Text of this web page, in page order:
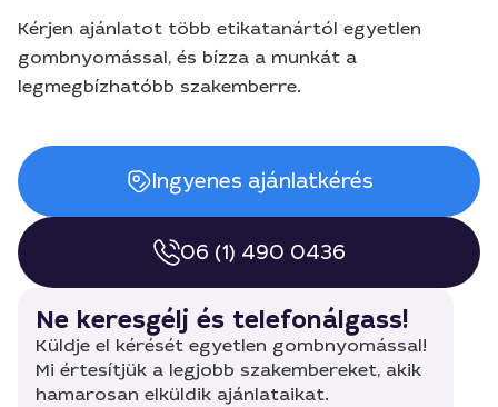
Kérjen ajánlatot több etikatanártól egyetlen
gombnyomással, és bízza a munkát a
legmegbízhatóbb szakemberre.
Ingyenes ajánlatkérés
06 (1) 490 0436
Ne keresgélj és telefonálgass!
Küldje el kérését egyetlen gombnyomással!
Mi értesítjük a legjobb szakembereket, akik
hamarosan elküldik ajánlataikat.